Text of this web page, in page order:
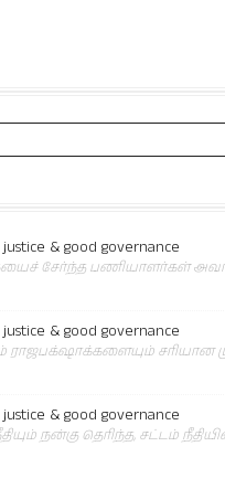
& good governance
சேர்ந்த பணியாளர்கள்
& good governance
ராஜபக்‌ஷாக்களையும் சரியான
& good governance
நன்கு தெரிந்த, சட்டம்